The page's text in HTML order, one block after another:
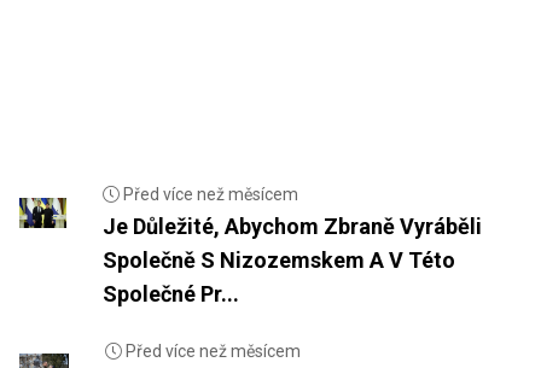
Před více než měsícem
Je Důležité, Abychom Zbraně Vyráběli
Společně S Nizozemskem A V Této
Společné Pr...
Před více než měsícem